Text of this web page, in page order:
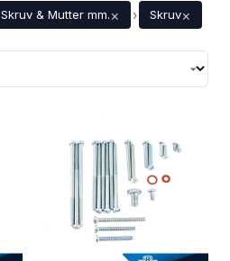
Skruv & Mutter mm.× › Skruv×